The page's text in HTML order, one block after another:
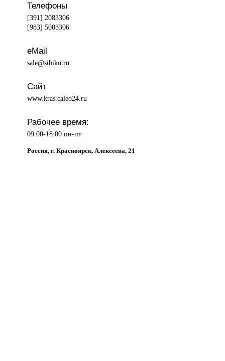
Телефоны
[391] 2083306
[983] 5083306
eMail
sale@sibiko.ru
Сайт
www.kras.caleo24.ru
Рабочее время:
09:00-18:00 пн-пт
Россия, г. Красноярск, Алексеева, 21